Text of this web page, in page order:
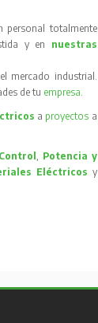
personal totalmente
y en nuestras
mercado industrial.
de tu empresa.
a proyectos a
, Potencia y
Eléctricos y